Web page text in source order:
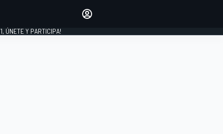
INICIAR SESIÓN
ÚNETE Y PARTICIPA!